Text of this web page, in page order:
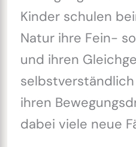
Kinder schulen
Natur ihre Fein-
und ihren
ihren
dabei viele neue